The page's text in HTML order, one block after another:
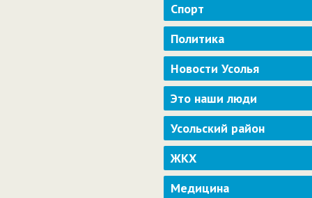
Спорт
Политика
Новости Усолья
Это наши люди
Усольский район
ЖКХ
Медицина